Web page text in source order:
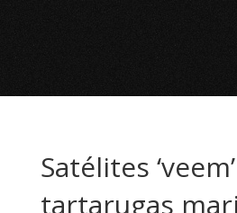
Satélites ‘veem’
tartarugas